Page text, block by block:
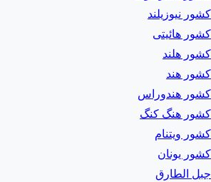
کشور نیوزیلند
کشور هائیتی
کشور هلند
کشور هند
کشور هندوراس
کشور هنگ کنگ
کشور ویتنام
کشور یونان
جبل الطارق